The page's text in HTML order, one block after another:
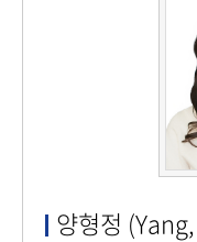
양형정